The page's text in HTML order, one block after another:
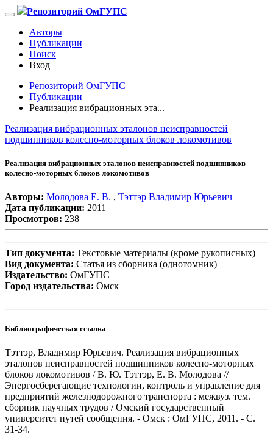
Репозиторий ОмГУПС
Авторы
Публикации
Поиск
Вход
Репозиторий ОмГУПС
Публикации
Реализация вибрационных эта...
Реализация вибрационных эталонов неисправностей
подшипников колесно-моторных блоков локомотивов
Реализация вибрационных эталонов неисправностей подшипников
колесно-моторных блоков локомотивов
Авторы: Молодова Е. В. , Тэттэр Владимир Юрьевич
Дата публикации: 2011
Просмотров: 238
Тип документа: Текстовые материалы (кроме рукописных)
Вид документа: Статья из сборника (однотомник)
Издательство: ОмГУПС
Город издательства: Омск
Библиографическая ссылка
Тэттэр, Владимир Юрьевич. Реализация вибрационных
эталонов неисправностей подшипников колесно-моторных
блоков локомотивов / В. Ю. Тэттэр, Е. В. Молодова //
Энергосберегающие технологии, контроль и управление для
предприятий железнодорожного транспорта : межвуз. тем.
сборник научных трудов / Омский государственный
университет путей сообщения. - Омск : ОмГУПС, 2011. - С.
31-34.